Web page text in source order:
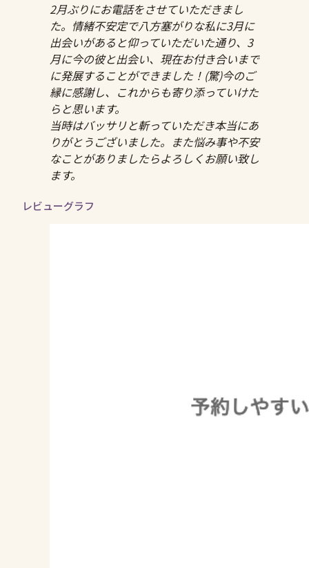
2月ぶりにお電話をさせていただきまし
た。情緒不安定で八方塞がりな私に3月に
出会いがあると仰っていただいた通り、3
月に今の彼と出会い、現在お付き合いまで
に発展することができました！(驚)今のご
縁に感謝し、これからも寄り添っていけた
らと思います。
当時はバッサリと斬っていただき本当にあ
りがとうございました。また悩み事や不安
なことがありましたらよろしくお願い致し
ます。
レビューグラフ